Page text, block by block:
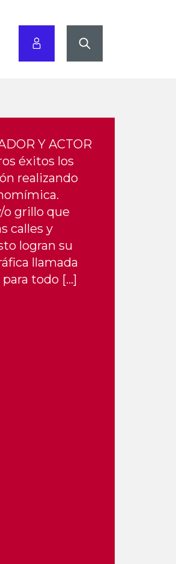
Y ACTOR
éxitos los
realizando
o grillo que
calles y
logran su
llamada
todo […]